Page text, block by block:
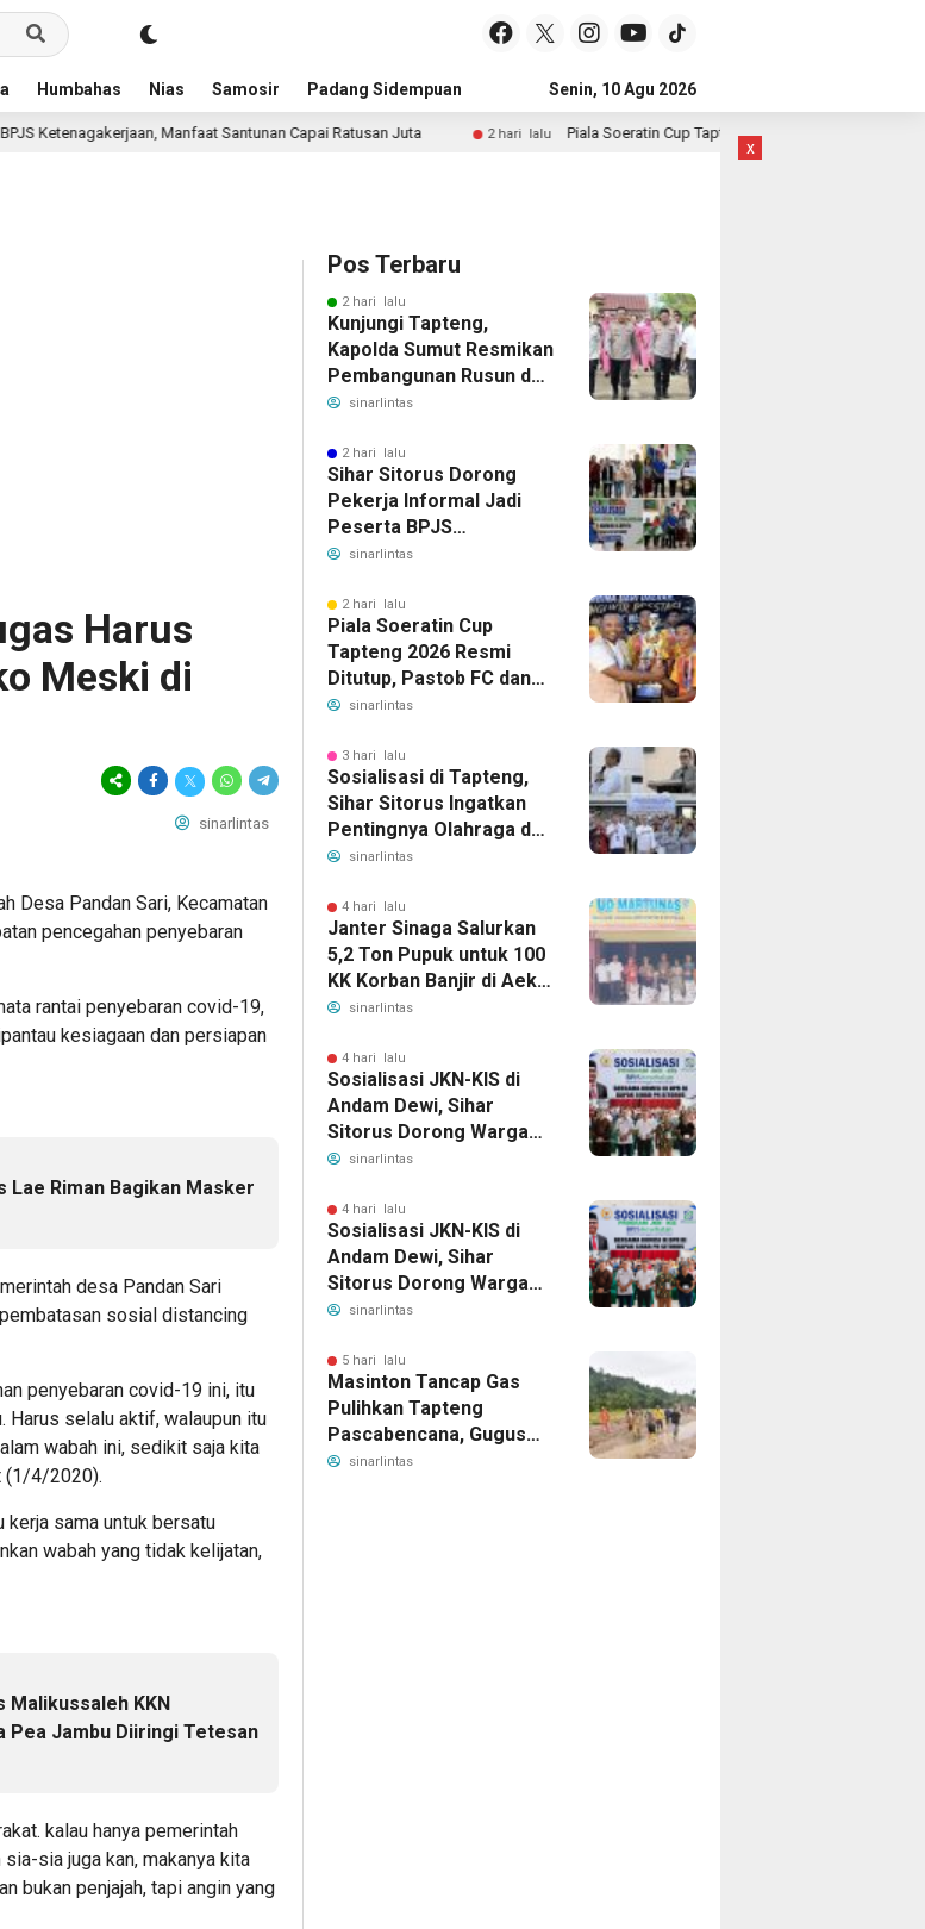
Humbahas Nias Samosir Padang Sidempuan Subulussalam Mandailing Natal
Senin, 10 Agu 2026
Manfaat Santunan Capai Ratusan Juta 2 hari lalu Piala Soeratin Cup Tapteng 2026 Resmi Ditutup, Pastob FC dan
Harus
Meski di
sinarlintas
Desa Pandan Sari, Kecamatan
pencegahan penyebaran
rantai penyebaran covid-19,
kesiagaan dan persiapan
Lae Riman Bagikan Masker
desa Pandan Sari
sosial distancing
penyebaran covid-19 ini, itu
Harus selalu aktif, walaupun itu
wabah ini, sedikit saja kita
(1/4/2020).
kerja sama untuk bersatu
wabah yang tidak kelijatan,
Malikussaleh KKN
Pea Jambu Diiringi Tetesan
kalau hanya pemerintah
sia juga kan, makanya kita
bukan penjajah, tapi angin yang
Pos Terbaru
2 hari lalu
Kunjungi Tapteng,
Kapolda Sumut Resmikan
Pembangunan Rusun dan
Benahi Empat Polsek
sinarlintas
2 hari lalu
Sihar Sitorus Dorong
Pekerja Informal Jadi
Peserta BPJS
Ketenagakerjaan,
Ratusan Juta
sinarlintas
2 hari lalu
Piala Soeratin Cup
Tapteng 2026 Resmi
Ditutup, Pastob FC dan
Sahata FC Barus Raih
sinarlintas
3 hari lalu
Sosialisasi di Tapteng,
Sihar Sitorus Ingatkan
Pentingnya Olahraga dan
Deteksi Dini Penyakit
sinarlintas
4 hari lalu
Janter Sinaga Salurkan
5,2 Ton Pupuk untuk 100
KK Korban Banjir di Aek
Horsik
sinarlintas
4 hari lalu
Sosialisasi JKN-KIS di
Andam Dewi, Sihar
Sitorus Dorong Warga
Segera Daftar BPJS
sinarlintas
4 hari lalu
Sosialisasi JKN-KIS di
Andam Dewi, Sihar
Sitorus Dorong Warga
Segera Daftar BPJS
sinarlintas
5 hari lalu
Masinton Tancap Gas
Pulihkan Tapteng
Pascabencana, Gugus
Tugas SAHATA
sinarlintas
x